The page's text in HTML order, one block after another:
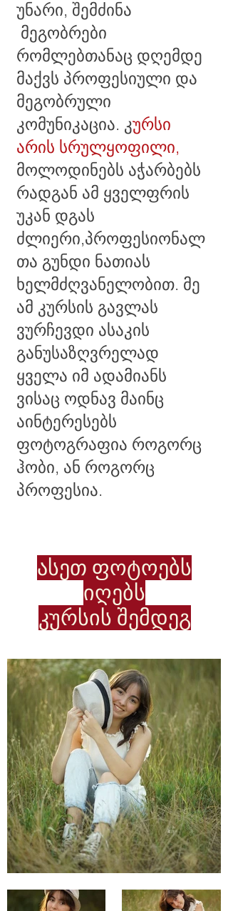
უნარი, შემძინა
მეგობრები
რომლებთანაც დღემდე
მაქვს პროფესიული და
მეგობრული
კომუნიკაცია. კურსი
არის სრულყოფილი,
მოლოდინებს აჭარბებს
რადგან ამ ყველფრის
უკან დგას
ძლიერი,პროფესიონალ
თა გუნდი ნათიას
ხელმძღვანელობით. მე
ამ კურსის გავლას
ვურჩევდი ასაკის
განუსაზღვრელად
ყველა იმ ადამიანს
ვისაც ოდნავ მაინც
აინტერესებს
ფოტოგრაფია როგორც
ჰობი, ან როგორც
პროფესია.
ასეთ ფოტოებს
იღებს
კურსის შემდეგ